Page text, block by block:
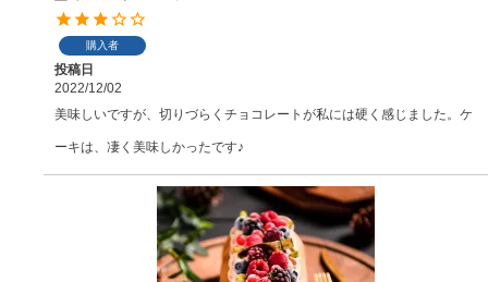
購入者
投稿日
2022/12/02
美味しいですが、切りづらくチョコレートが私には硬く感じました。ケ
ーキは、凄く美味しかったです♪